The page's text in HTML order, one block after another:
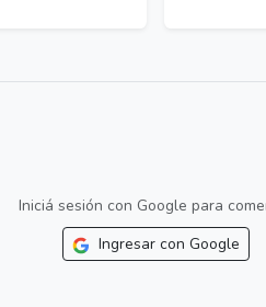
Iniciá sesión con Google para
Ingresar con Google